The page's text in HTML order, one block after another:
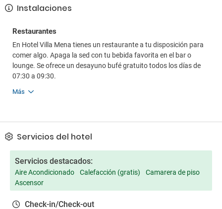
Instalaciones
Restaurantes
En Hotel Villa Mena tienes un restaurante a tu disposición para
comer algo. Apaga la sed con tu bebida favorita en el bar o
lounge. Se ofrece un desayuno bufé gratuito todos los días de
07:30 a 09:30.
Más
Servicios del hotel
Servicios destacados:
Aire Acondicionado Calefacción (gratis)
Camarera de piso
Ascensor
Check-in/Check-out